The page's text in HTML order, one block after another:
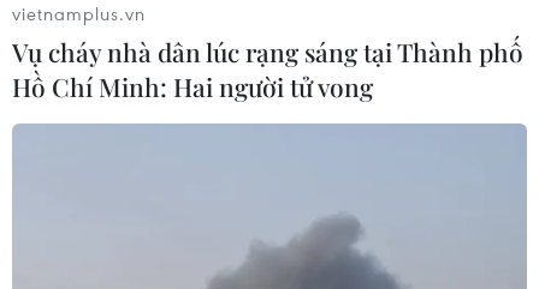
vietnamplus.vn
Vụ cháy nhà dân lúc rạng sáng tại Thành phố
Hồ Chí Minh: Hai người tử vong